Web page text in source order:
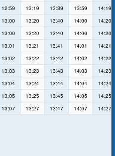
12:59 13:19 13:39 13:59
14:19
13:00 13:20 13:40 14:00
14:20
13:00 13:20 13:40 14:00
14:20
13:01 13:21 13:41 14:01
14:21
13:02 13:22 13:42 14:02
14:22
13:03 13:23 13:43 14:03
14:23
13:04 13:24 13:44 14:04
14:24
13:05 13:25 13:45 14:05
14:25
13:07 13:27 13:47 14:07 14:27